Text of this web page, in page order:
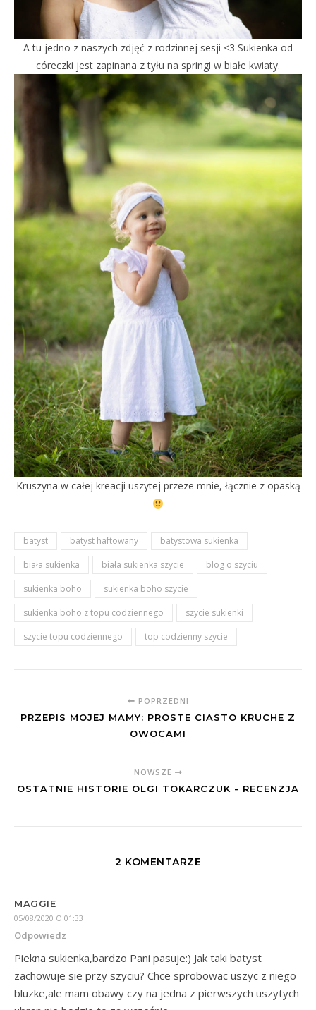
A tu jedno z naszych zdjęć z rodzinnej sesji <3 Sukienka od
córeczki jest zapinana z tyłu na springi w białe kwiaty.
Kruszyna w całej kreacji uszytej przeze mnie, łącznie z opaską
batyst batyst haftowany
batystowa sukienka
biała sukienka
biała sukienka szycie
blog o szyciu
sukienka boho
sukienka boho szycie
sukienka boho z topu codziennego
szycie sukienki
szycie topu codziennego
top codzienny szycie
POPRZEDNI
PRZEPIS MOJEJ MAMY: PROSTE CIASTO KRUCHE Z
OWOCAMI
NOWSZE
OSTATNIE HISTORIE OLGI TOKARCZUK - RECENZJA
2 KOMENTARZE
MAGGIE
05/08/2020 O 01:33
Odpowiedz
Piekna sukienka,bardzo Pani pasuje:) Jak taki batyst
zachowuje sie przy szyciu? Chce sprobowac uszyc z niego
bluzke,ale mam obawy czy na jedna z pierwszych uszytych